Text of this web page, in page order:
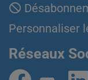
Personnaliser
Réseaux